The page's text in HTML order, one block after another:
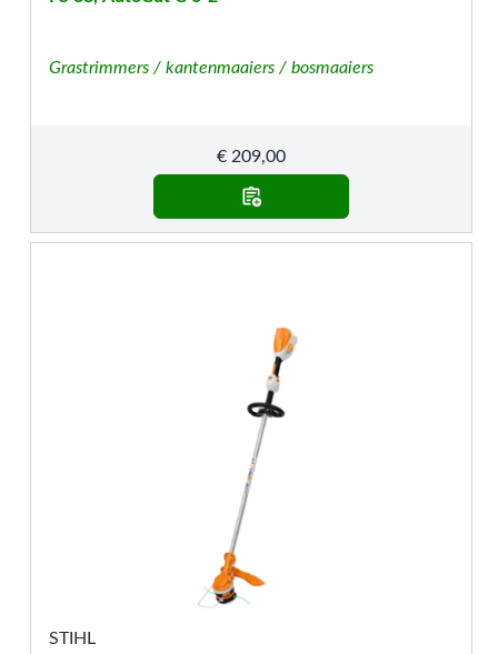
Grastrimmers / kantenmaaiers / bosmaaiers
€ 209,00
STIHL